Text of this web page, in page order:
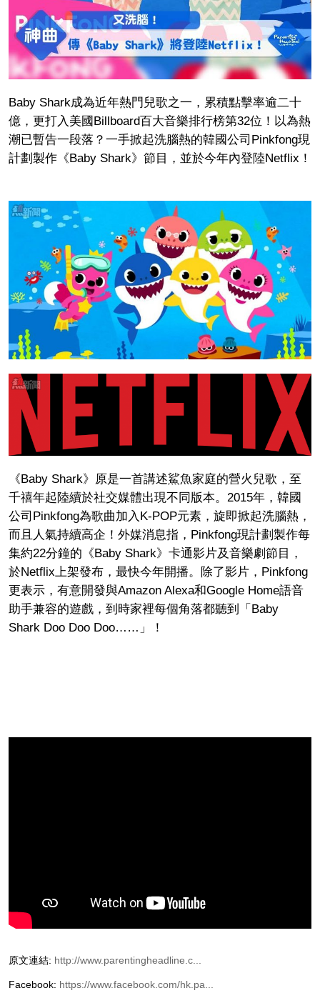
Baby Shark成為近年熱門兒歌之一，累積點擊率逾二十
億，更打入美國Billboard百大音樂排行榜第32位！以為熱
潮已暫告一段落？一手掀起洗腦熱的韓國公司Pinkfong現
計劃製作《Baby Shark》節目，並於今年內登陸Netflix！
《Baby Shark》原是一首講述鯊魚家庭的營火兒歌，至
千禧年起陸續於社交媒體出現不同版本。2015年，韓國
公司Pinkfong為歌曲加入K-POP元素，旋即掀起洗腦熱，
而且人氣持續高企！外媒消息指，Pinkfong現計劃製作每
集約22分鐘的《Baby Shark》卡通影片及音樂劇節目，
於Netflix上架發布，最快今年開播。除了影片，Pinkfong
更表示，有意開發與Amazon Alexa和Google Home語音
助手兼容的遊戲，到時家裡每個角落都聽到「Baby
Shark Doo Doo Doo……」！
原文連結: http://www.parentingheadline.c...
Facebook: https://www.facebook.com/hk.pa...